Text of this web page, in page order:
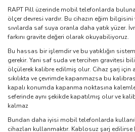
RAPT Pill üzerinde mobil telefonlarda
ölçer devresi vardır. Bu cihazın eğim
sıvılarda saf suya oranla daha yatık yüzer.
farkını gravite değeri olarak okuyabiliyoruz.
Bu hassas bir işlemdir ve bu yatıklığın
gerekir. Yani saf suda ve tercihen gravitesi
ölçülerek kalibre edilmiş olur. Cihaz şarj için
sıkılıkta ve çevrimde kapanmazsa bu
kapalı konumda kapanma noktasına
seferinde aynı şekikde kapatılmış olur ve
kalmaz
Bundan daha iyisi mobil telefonlarda
cihazları kullanmaktır. Kablosuz şarj